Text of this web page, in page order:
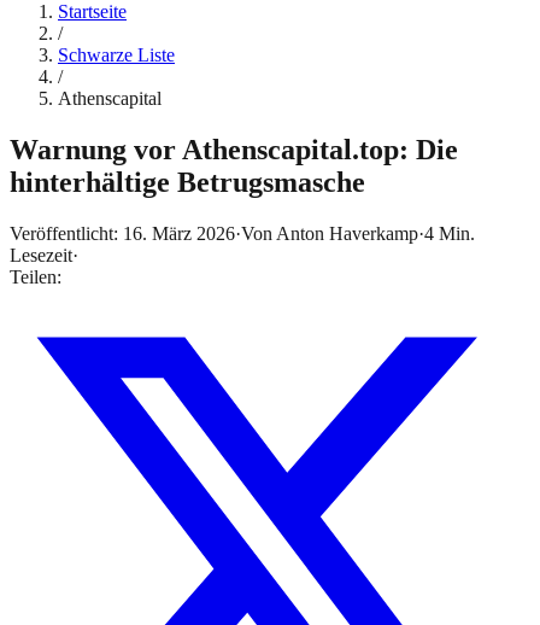
Startseite
/
Schwarze Liste
/
Athenscapital
Warnung vor Athenscapital.top: Die
hinterhältige Betrugsmasche
Veröffentlicht: 16. März 2026·Von Anton Haverkamp·4 Min.
Lesezeit·
Teilen: